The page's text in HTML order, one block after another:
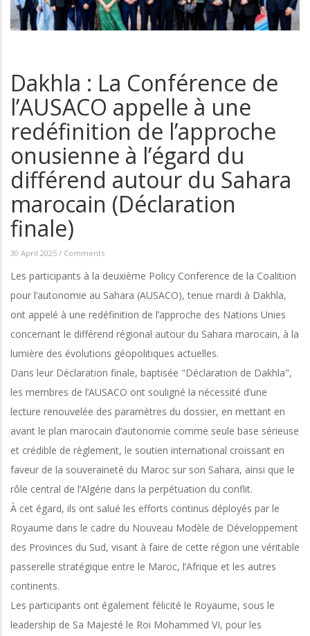
Dakhla : La Conférence de
l’AUSACO appelle à une
redéfinition de l’approche
onusienne à l’égard du
différend autour du Sahara
marocain (Déclaration
finale)
30 April 2025 / Comments
Les participants à la deuxième Policy Conference de la Coalition
pour l’autonomie au Sahara (AUSACO), tenue mardi à Dakhla,
ont appelé à une redéfinition de l’approche des Nations Unies
concernant le différend régional autour du Sahara marocain, à la
lumière des évolutions géopolitiques actuelles.
Dans leur Déclaration finale, baptisée "Déclaration de Dakhla",
les membres de l’AUSACO ont souligné la nécessité d’une
lecture renouvelée des paramètres du dossier, en mettant en
avant le plan marocain d’autonomie comme seule base sérieuse
et crédible de règlement, le soutien international croissant en
faveur de la souveraineté du Maroc sur son Sahara, ainsi que le
rôle central de l’Algérie dans la perpétuation du conflit.
À cet égard, ils ont salué les efforts continus déployés par le
Royaume dans le cadre du Nouveau Modèle de Développement
des Provinces du Sud, visant à faire de cette région une véritable
passerelle stratégique entre le Maroc, l’Afrique et les autres
continents.
Les participants ont également félicité le Royaume, sous le
leadership de Sa Majesté le Roi Mohammed VI, pour les